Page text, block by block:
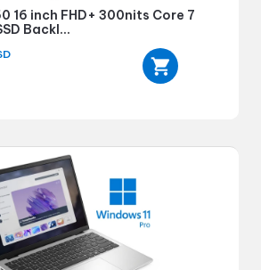
16 inch FHD+ 300nits Core 7
Backl...